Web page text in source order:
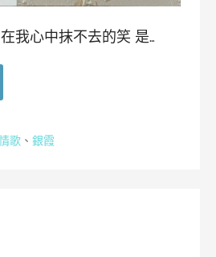
我心中抹不去的笑 是…
歌 、 銀霞